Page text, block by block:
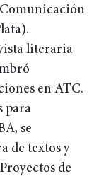
literaria
en ATC.
para
se
de textos y
de